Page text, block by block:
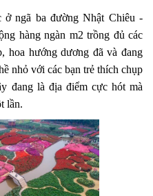
ngã ba đường Nhật Chiêu -
hàng ngàn m2 trồng đủ các
hoa hướng dương đã và đang
nhỏ với các bạn trẻ thích chụp
đang là địa điểm cực hót mà
lần.